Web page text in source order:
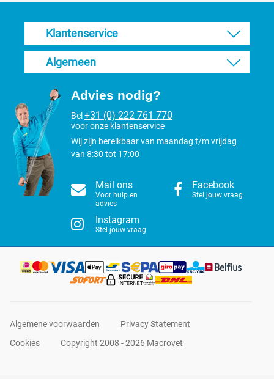
Klantenservice
Algemeen
Advies nodig?
Bel +31 (0) 222 761 770
voor onze klantenservice
Wij zijn bereikbaar van maandag t/m vrijdag
van 8:30 tot 17:00
Mail ons
Voor hulp en
advies
Facebook
Stel jouw vraag
Instagram
Stel jouw vraag
Algemene voorwaarden
Privacy Statement
Cookies
Copyright 2008 - 2026 Macrovet